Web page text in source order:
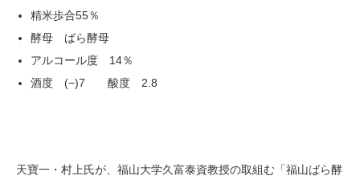
精米歩合55％
酵母 ばら酵母
アルコール度 14％
酒度 (−)7 酸度 2.8
天寶一・村上氏が、福山大学久富泰資教授の取組む「福山ばら酵